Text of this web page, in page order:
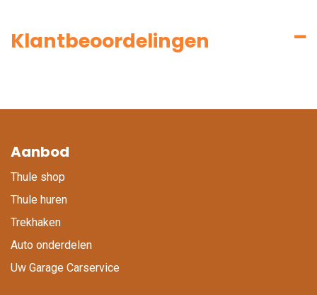
Klantbeoordelingen
Aanbod
Thule shop
Thule huren
Trekhaken
Auto onderdelen
Uw Garage Carservice